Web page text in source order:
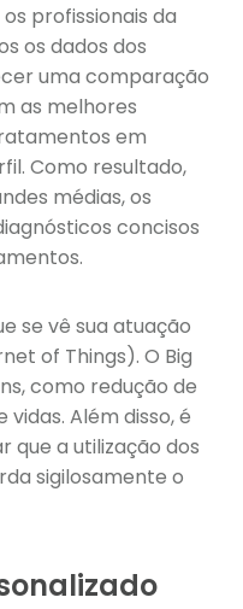
profissionais da
os dados dos
uma comparação
as melhores
em
Como resultado,
médias, os
concisos
se vê sua atuação
of Things). O Big
como redução de
Além disso, é
a utilização dos
sigilosamente o